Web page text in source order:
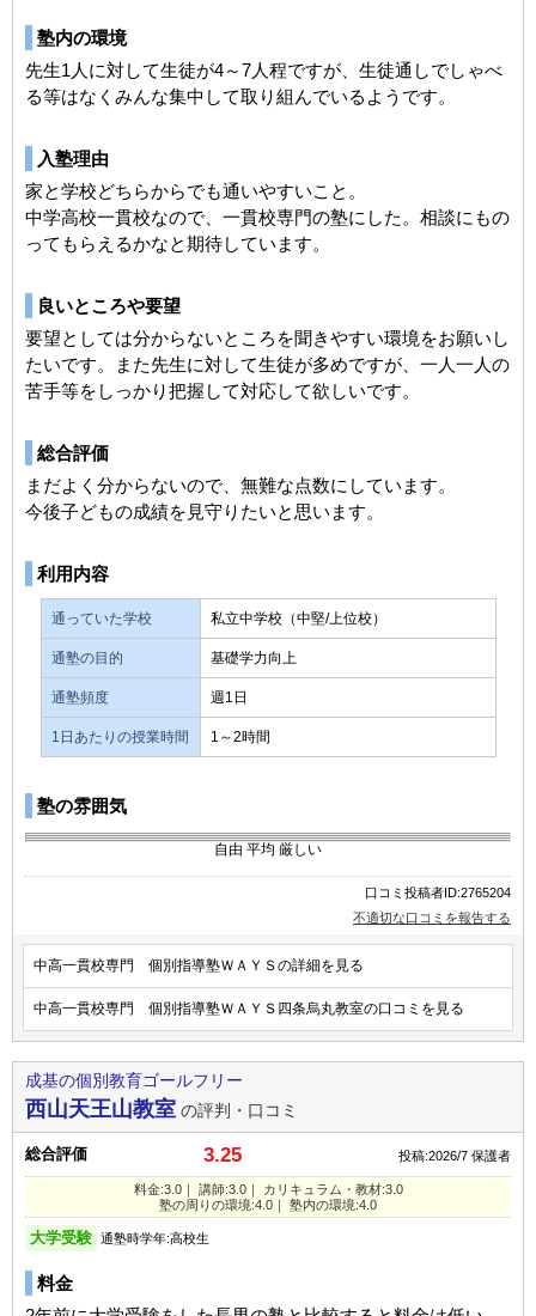
塾内の環境
先生1人に対して生徒が4～7人程ですが、生徒通しでしゃべ
る等はなくみんな集中して取り組んでいるようです。
入塾理由
家と学校どちらからでも通いやすいこと。
中学高校一貫校なので、一貫校専門の塾にした。相談にもの
ってもらえるかなと期待しています。
良いところや要望
要望としては分からないところを聞きやすい環境をお願いし
たいです。また先生に対して生徒が多めですが、一人一人の
苦手等をしっかり把握して対応して欲しいです。
総合評価
まだよく分からないので、無難な点数にしています。
今後子どもの成績を見守りたいと思います。
利用内容
通っていた学校 私立中学校（中堅/上位校）
通塾の目的 基礎学力向上
通塾頻度 週1日
1日あたりの授業時間 1～2時間
塾の雰囲気
自由 平均 厳しい
口コミ投稿者ID:2765204
不適切な口コミを報告する
中高一貫校専門 個別指導塾ＷＡＹＳの詳細を見る
中高一貫校専門 個別指導塾ＷＡＹＳ四条烏丸教室の口コミを見る
成基の個別教育ゴールフリー
西山天王山教室 の評判・口コミ
総合評価 3.25 投稿:2026/7 保護者
料金:3.0｜ 講師:3.0｜ カリキュラム・教材:3.0
塾の周りの環境:4.0｜ 塾内の環境:4.0
大学受験 通塾時学年:高校生
料金